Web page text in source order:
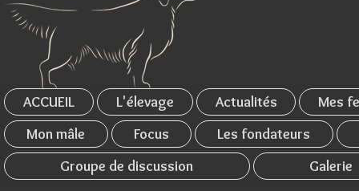
ACCUEIL L'élevage Actualités
Mes
Mon mâle
Focus Les fondateurs
Groupe de discussion
Galerie